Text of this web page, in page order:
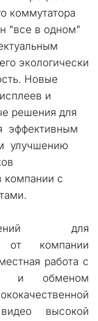
коммутатора
"все в одном"
экологически
Новые
и
решения для
эффективным
улучшению
компании с
для
от компании
работа с
и обменом
высокой